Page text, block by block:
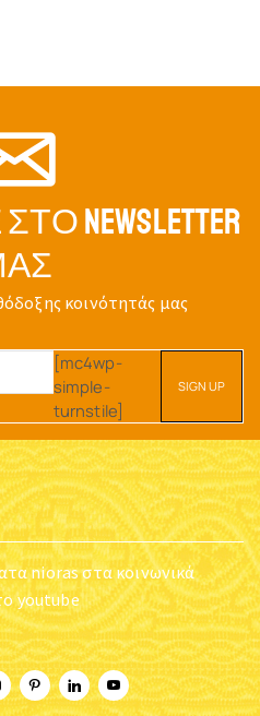
NEWSLETTER
κοινότητάς μας
[mc4wp-
simple-
turnstile]
nioras στα κοινωνικά
youtube